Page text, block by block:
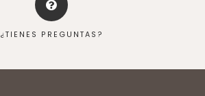
¿TIENES PREGUNTAS?